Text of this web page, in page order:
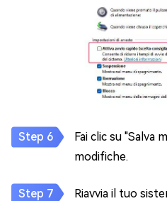
Fai clic su "Salva
modifiche.
Riavvia il tuo